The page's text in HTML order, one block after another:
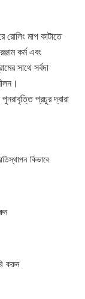
মাপ কাটাতে
কর্ম এবং
সাথে সর্বদা
প্রচুর দ্বারা
কিভাবে
করুন